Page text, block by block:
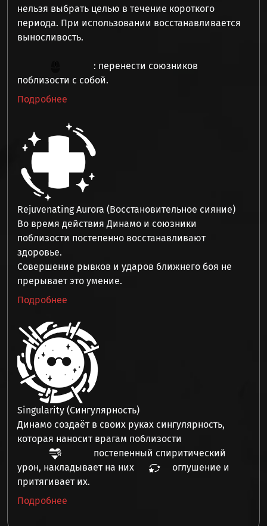
нельзя выбрать целью в течение короткого
периода. При использовании восстанавливается
выносливость.
: перенести союзников
поблизости с собой.
Подробнее
Rejuvenating Aurora (Восстановительное сияние)
Во время действия Динамо и союзники
поблизости постепенно восстанавливают
здоровье.
Совершение рывков и ударов ближнего боя не
прерывает это умение.
Подробнее
Singularity (Сингулярность)
Динамо создаёт в своих руках сингулярность,
которая наносит врагам поблизости
постепенный спиритический
урон, накладывает на них оглушение и
притягиваетих.
Подробнее